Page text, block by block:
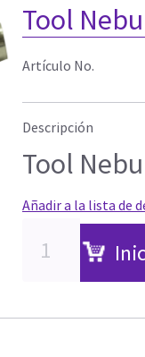
Tool
Artículo No.
Descripción
Tool
Añadir a la lista de